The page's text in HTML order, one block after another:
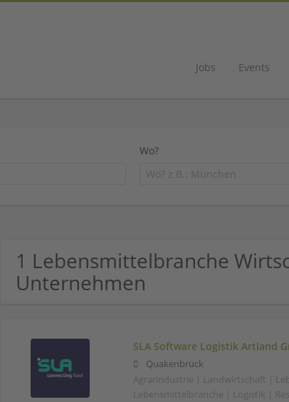
Jobs Events
Wo?
1 Lebensmittelbranche
Unternehmen
SLA Software Logistik Artland
Quakenbrück
Agrarindustrie | Landwirtschaft |
Lebensmittelbranche | Logistik |